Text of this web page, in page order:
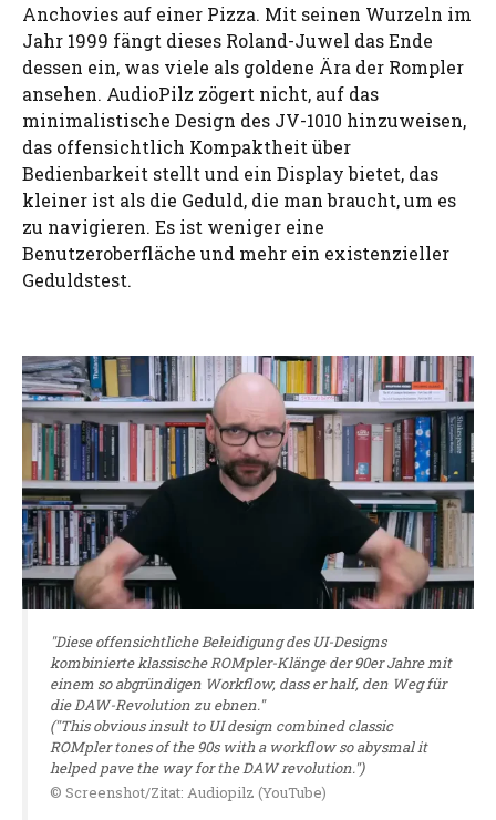
Anchovies auf einer Pizza. Mit seinen Wurzeln im
Jahr 1999 fängt dieses Roland-Juwel das Ende
dessen ein, was viele als goldene Ära der Rompler
ansehen. AudioPilz zögert nicht, auf das
minimalistische Design des JV-1010 hinzuweisen,
das offensichtlich Kompaktheit über
Bedienbarkeit stellt und ein Display bietet, das
kleiner ist als die Geduld, die man braucht, um es
zu navigieren. Es ist weniger eine
Benutzeroberfläche und mehr ein existenzieller
Geduldstest.
"Diese offensichtliche Beleidigung des UI-Designs
kombinierte klassische ROMpler-Klänge der 90er Jahre mit
einem so abgründigen Workflow, dass er half, den Weg für
die DAW-Revolution zu ebnen."
("This obvious insult to UI design combined classic
ROMpler tones of the 90s with a workflow so abysmal it
helped pave the way for the DAW revolution.")
© Screenshot/Zitat: Audiopilz (YouTube)